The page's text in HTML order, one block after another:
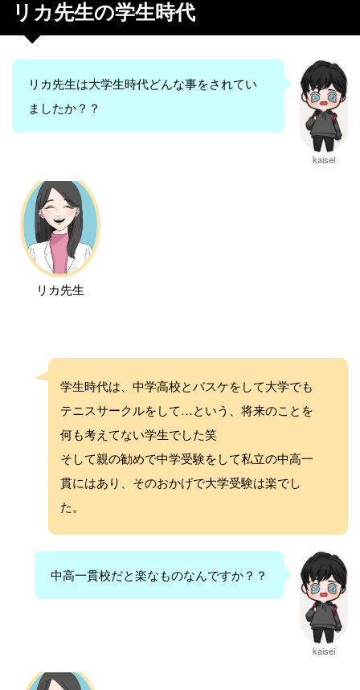
リカ先生の学生時代
リカ先生は大学生時代どんな事をされてい
ましたか？？
kaisei
リカ先生
学生時代は、中学高校とバスケをして大学でも
テニスサークルをして…という、将来のことを
何も考えてない学生でした笑
そして親の勧めで中学受験をして私立の中高一
貫にはあり、そのおかげで大学受験は楽でし
た。
中高一貫校だと楽なものなんですか？？
kaisei